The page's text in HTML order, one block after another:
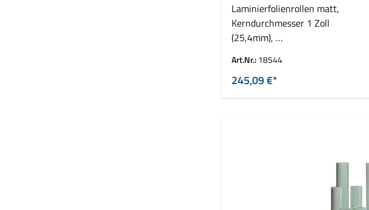
Laminierfolienrollen matt,
Kerndurchmesser 1 Zoll
(25,4mm),
Art.Nr.:18544
245,09 €*